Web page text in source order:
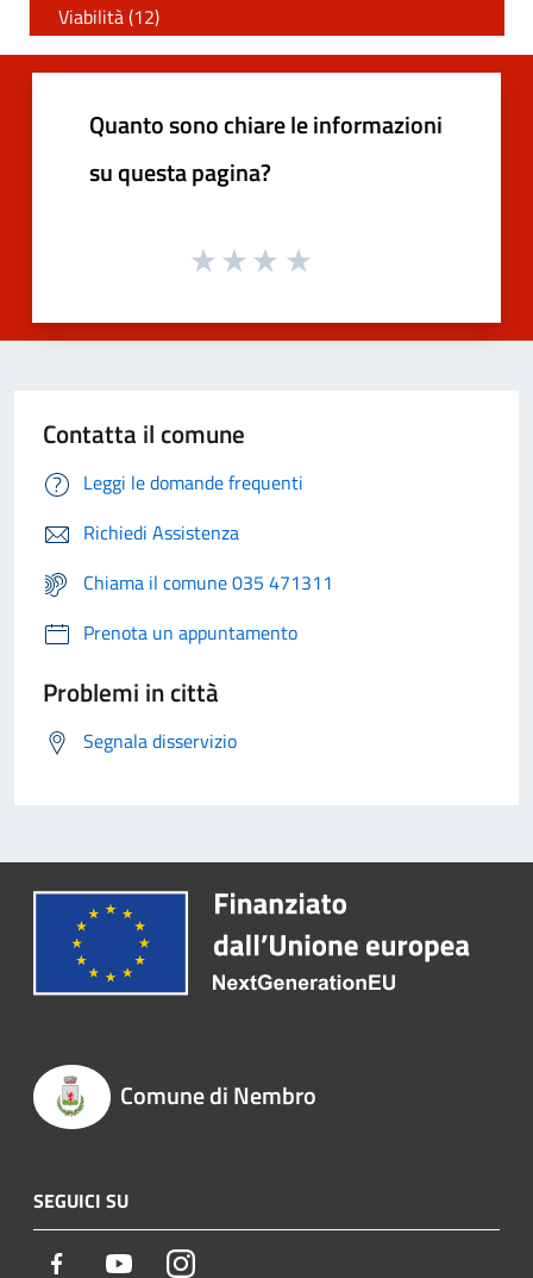
Viabilità (12)
Quanto sono chiare le informazioni
su questa pagina?
Contatta il comune
Leggi le domande frequenti
Richiedi Assistenza
Chiama il comune 035 471311
Prenota un appuntamento
Problemi in città
Segnala disservizio
Comune di Nembro
SEGUICI SU
Facebook YoutubeInstagram